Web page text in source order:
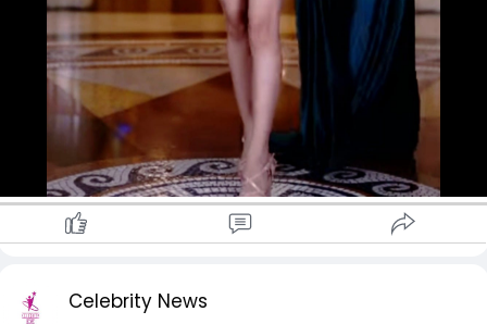
Celebrity News